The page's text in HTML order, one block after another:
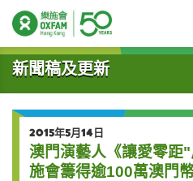
開始主要內容
新聞稿及更新
2015年5月14日
澳門演藝人《讓愛零距
施會籌得逾100萬澳門